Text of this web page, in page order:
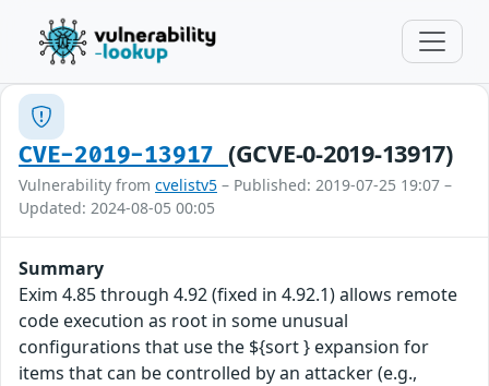
CVE-2019-13917 (GCVE-0-2019-13917)
Vulnerability from cvelistv5 – Published: 2019-07-25 19:07 –
Updated: 2024-08-05 00:05
Summary
Exim 4.85 through 4.92 (fixed in 4.92.1) allows remote
code execution as root in some unusual
configurations that use the ${sort } expansion for
items that can be controlled by an attacker (e.g.,